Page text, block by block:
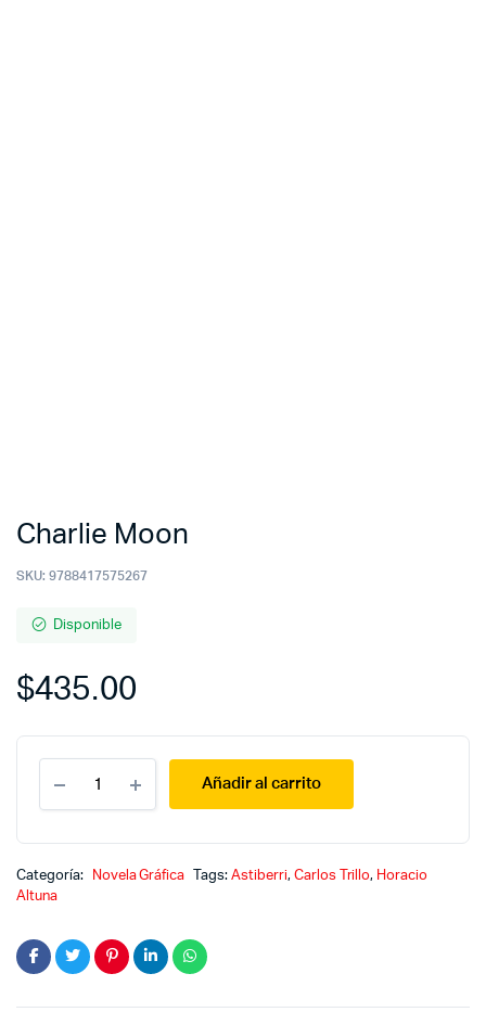
Charlie Moon
SKU: 9788417575267
Disponible
$435.00
Moon
quantity
Añadir al carrito
Categoría: Novela Gráfica Tags:Astiberri, Carlos Trillo, Horacio
Altuna